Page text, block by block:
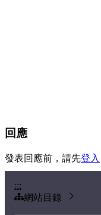
回應
發表回應前，請先登入
:::
網站目錄